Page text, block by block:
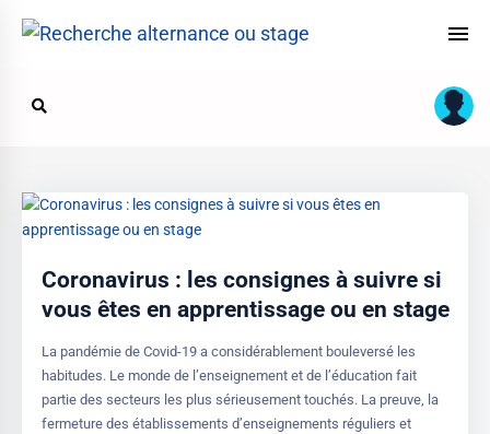
Coronavirus : les consignes à suivre si
vous êtes en apprentissage ou en stage
La pandémie de Covid-19 a considérablement bouleversé les
habitudes. Le monde de l’enseignement et de l’éducation fait
partie des secteurs les plus sérieusement touchés. La preuve, la
fermeture des établissements d’enseignements réguliers et